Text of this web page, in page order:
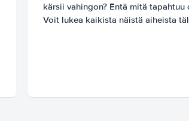
kärsii vahingon? Entä mitä tapahtuu
Voit lukea kaikista näistä aiheista